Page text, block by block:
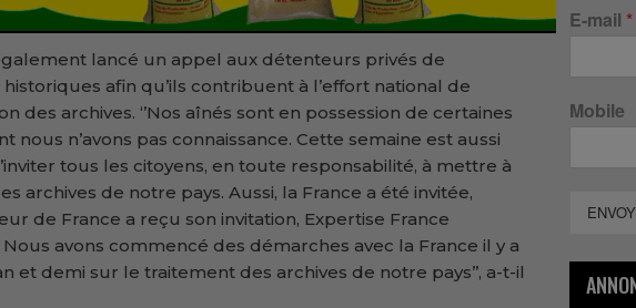
lancé un appel aux détenteurs privés de
afin qu’ils contribuent à l’effort national de
des archives. ‘’Nos aînés sont en possession de certaines
nous n’avons pas connaissance. Cette semaine est aussi
tous les citoyens, en toute responsabilité, à mettre à
archives de notre pays. Aussi, la France a été invitée,
de France a reçu son invitation, Expertise France
avons commencé des démarches avec la France il y a
et demi sur le traitement des archives de notre pays’’, a-t-il
E-mail *
Mobile